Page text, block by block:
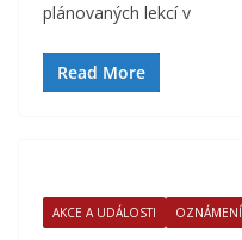
plánovaných lekcí v
Read More
AKCE A UDÁLOSTI OZNÁMENÍ